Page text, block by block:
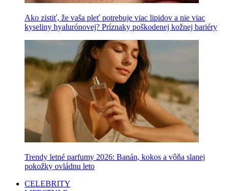
Ako zistiť, že vaša pleť potrebuje viac lipidov a nie viac
kyseliny hyalurónovej? Príznaky poškodenej kožnej bariéry
Trendy letné parfumy 2026: Banán, kokos a vôňa slanej
pokožky ovládnu leto
CELEBRITY